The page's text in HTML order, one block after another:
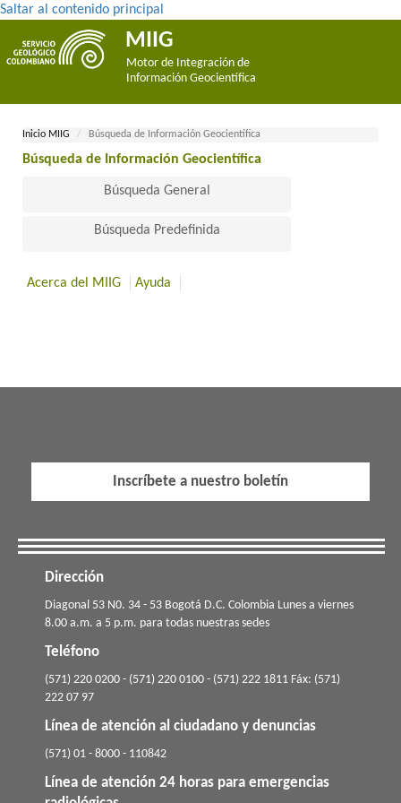
Saltar al contenido principal
MIIG
Motor de Integración de
Información Geocientífica
Inicio MII​​​G Búsqueda de Información Geocientífica
Búsqueda de Información Geocientífica​
Búsqueda General
Búsqueda Predefinida
Acerca del MIIG Ayuda
Inscríbete a nuestro boletín
Dirección
​​​Diagonal 53 N0. 34 - 53 Bogotá D.C. Colombia Lunes a viernes
8.00 a.m. a 5 p.m. para todas nuestras sedes
Teléfono
(571) 220 0200 - (571) 220 0100 - (571) 222 1811 Fáx: (571)
222 07 97
Línea de atención al ciudadano y denuncias
(571) 01 - 8000 - 110842
Línea de atención 24 horas para emergencias